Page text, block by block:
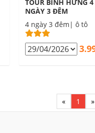
TOUR BÌNH HƯNG 4
NGÀY 3 ĐÊM
4 ngày 3 đêm| ô tô
« 1 »